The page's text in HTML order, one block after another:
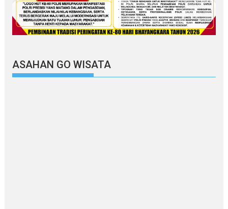
ASAHAN GO WISATA